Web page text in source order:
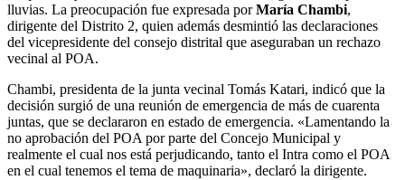
lluvias. La preocupación fue expresada porMaría Chambi,
dirigente del Distrito 2, quien además desmintió las declaraciones
del vicepresidente del consejo distrital que aseguraban un rechazo
vecinal al POA.
Chambi, presidenta de la junta vecinal Tomás Katari, indicó que la
decisión surgió de una reunión de emergencia de más de cuarenta
juntas, que se declararon en estado de emergencia. «Lamentando la
no aprobación del POA por parte del Concejo Municipal y
realmente el cual nos está perjudicando, tanto el Intra como el POA
en el cual tenemos el tema de maquinaria», declaró la dirigente.